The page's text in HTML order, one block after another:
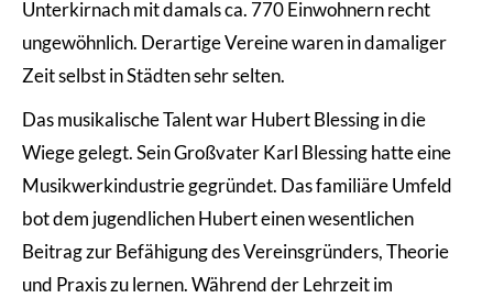
Unterkirnach mit damals ca. 770 Einwohnern recht
ungewöhnlich. Derartige Vereine waren in damaliger
Zeit selbst in Städten sehr selten.
Das musikalische Talent war Hubert Blessing in die
Wiege gelegt. Sein Großvater Karl Blessing hatte eine
Musikwerkindustrie gegründet. Das familiäre Umfeld
bot dem jugendlichen Hubert einen wesentlichen
Beitrag zur Befähigung des Vereinsgründers, Theorie
und Praxis zu lernen. Während der Lehrzeit im